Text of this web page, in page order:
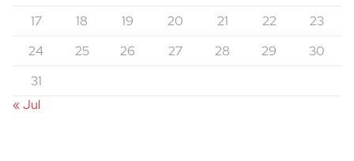
17
18 19 20 21 22
23
24
25 26 27 28 29
30
31
« Jul